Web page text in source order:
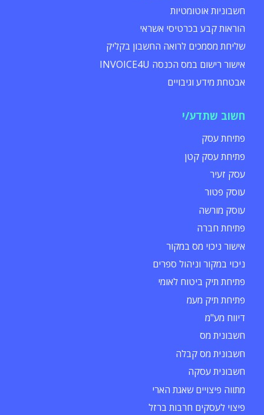
חשבוניות אוטומטיות
הוראות קבע בכרטיסי אשראי
שליחת מסמכים לרואה החשבון בקליק
אישור רישום במס הכנסה INVOICE4U
אבטחת מידע וגיבויים
חשוב שתדע/י
פתיחת עסק
פתיחת עסק קטן
עסק זעיר
עוסק פטור
עוסק מורשה
פתיחת חברה
אישור ניכוי מס במקור
ניכוי במקור וניהול ספרים
פתיחת תיק ביטוח לאומי
פתיחת תיק מעמ
דיווח מע"מ
חשבונית מס
חשבונית מס קבלה
חשבונית עסקה
מתווה פיצויים שאגת הארי
פיצוי לעסקים חרבות ברזל